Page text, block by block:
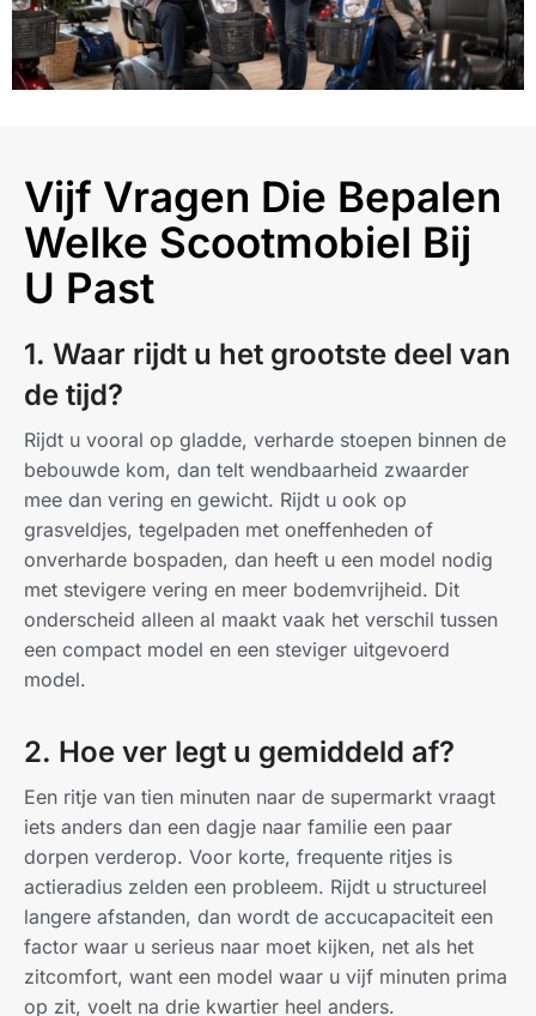
Vijf Vragen Die Bepalen
Welke Scootmobiel Bij
U Past
1. Waar rijdt u het grootste deel van
de tijd?
Rijdt u vooral op gladde, verharde stoepen binnen de
bebouwde kom, dan telt wendbaarheid zwaarder
mee dan vering en gewicht. Rijdt u ook op
grasveldjes, tegelpaden met oneffenheden of
onverharde bospaden, dan heeft u een model nodig
met stevigere vering en meer bodemvrijheid. Dit
onderscheid alleen al maakt vaak het verschil tussen
een compact model en een steviger uitgevoerd
model.
2. Hoe ver legt u gemiddeld af?
Een ritje van tien minuten naar de supermarkt vraagt
iets anders dan een dagje naar familie een paar
dorpen verderop. Voor korte, frequente ritjes is
actieradius zelden een probleem. Rijdt u structureel
langere afstanden, dan wordt de accucapaciteit een
factor waar u serieus naar moet kijken, net als het
zitcomfort, want een model waar u vijf minuten prima
op zit, voelt na drie kwartier heel anders.